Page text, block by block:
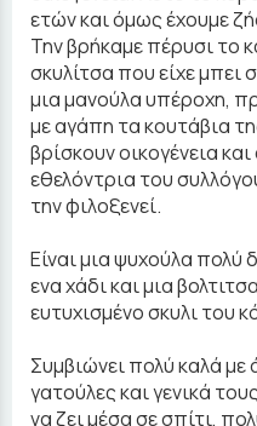
ετών και όμως έχουμε
Την βρήκαμε πέρυσι το
σκυλίτσα που είχε μπει
μια μανούλα υπέροχη,
με αγάπη τα κουτάβια
βρίσκουν οικογένεια
εθελόντρια του
την φιλοξενεί.
Είναι μια ψυχούλα πολύ
ενα χάδι και μια
ευτυχισμένο σκυλι του
Συμβιώνει πολύ καλά με
γατούλες και γενικά
να ζει μέσα σε σπίτι,